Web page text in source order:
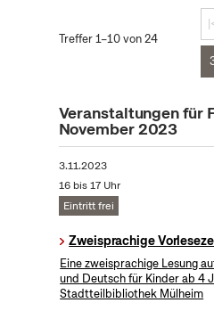
Treffer 1–10 von 24
Veranstaltungen für
November 2023
3.11.2023
16 bis 17 Uhr
Eintritt frei
Zweisprachige
Eine zweisprachige Lesung
und Deutsch für Kinder ab 4
Stadtteilbibliothek Mülheim